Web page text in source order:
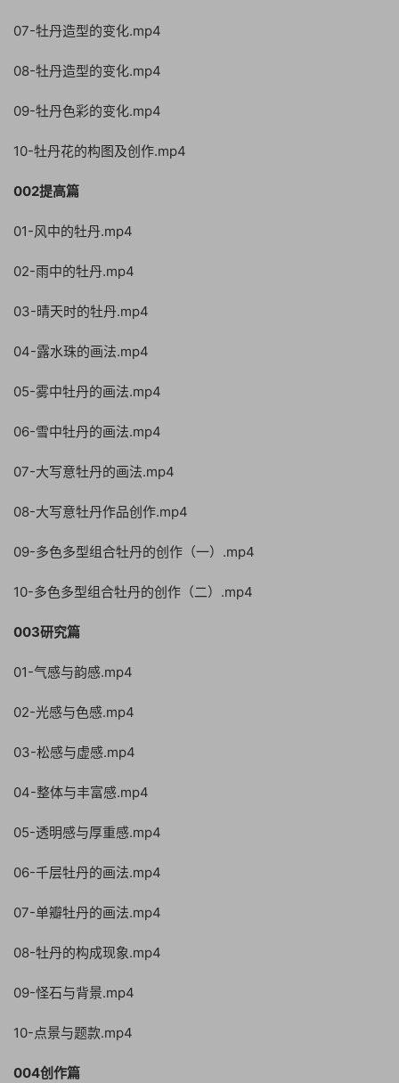
07-牡丹造型的变化.mp4
08-牡丹造型的变化.mp4
09-牡丹色彩的变化.mp4
10-牡丹花的构图及创作.mp4
002提高篇
01-风中的牡丹.mp4
02-雨中的牡丹.mp4
03-晴天时的牡丹.mp4
04-露水珠的画法.mp4
05-雾中牡丹的画法.mp4
06-雪中牡丹的画法.mp4
07-大写意牡丹的画法.mp4
08-大写意牡丹作品创作.mp4
09-多色多型组合牡丹的创作（一）.mp4
10-多色多型组合牡丹的创作（二）.mp4
003研究篇
01-气感与韵感.mp4
02-光感与色感.mp4
03-松感与虚感.mp4
04-整体与丰富感.mp4
05-透明感与厚重感.mp4
06-千层牡丹的画法.mp4
07-单瓣牡丹的画法.mp4
08-牡丹的构成现象.mp4
09-怪石与背景.mp4
10-点景与题款.mp4
004创作篇